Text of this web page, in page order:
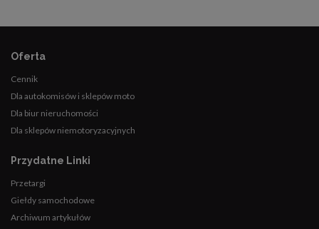
Oferta
Cennik
Dla autokomisów i sklepów moto
Dla biur nieruchomości
Dla sklepów niemotoryzacyjnych
Przydatne Linki
Przetargi
Giełdy samochodowe
Archiwum artykułów